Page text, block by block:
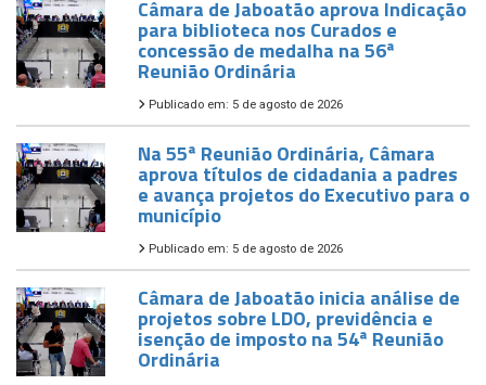
Câmara de Jaboatão aprova Indicação
para biblioteca nos Curados e
concessão de medalha na 56ª
Reunião Ordinária
Publicado em: 5 de agosto de 2026
Na 55ª Reunião Ordinária, Câmara
aprova títulos de cidadania a padres
e avança projetos do Executivo para o
município
Publicado em: 5 de agosto de 2026
Câmara de Jaboatão inicia análise de
projetos sobre LDO, previdência e
isenção de imposto na 54ª Reunião
Ordinária